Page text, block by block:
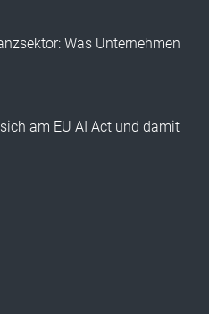
Was Unternehmen
am EU AI Act und damit